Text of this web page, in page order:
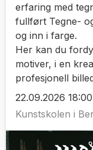
erfaring med
fullført Tegne-
og inn i farge.
Her kan du
motiver, i en
profesjonell
22.09.2026
Kunstskolen i